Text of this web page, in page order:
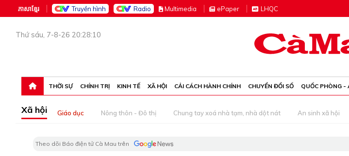
ភាសាខ្មែរ Truyền hình Radio Multimedia ePaper LHQC
Thứ sáu, 7-8-26 20:28:10
THỜI SỰ CHÍNH TRỊ KINH TẾ XÃ HỘI CẢI CÁCH HÀNH CHÍNH CHUYỂN ĐỔI SỐ QUỐC PHÒNG -
Xã hội Giáo dục Nông thôn - Đô thị Chung tay xoá nhà tạm, nhà dột nát An sinh xã hội
Theo dõi Báo điện tử Cà Mau trên